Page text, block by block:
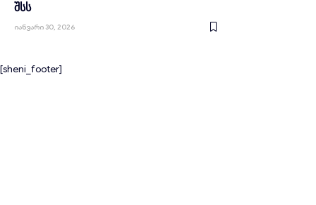
შსს
Იანვარი 30, 2026
[sheni_footer]